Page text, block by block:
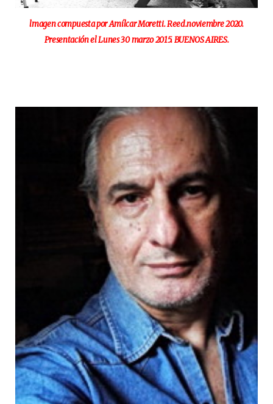
lmagen compuesta por Amílcar Moretti. Reed.noviembre 2020.
Presentación el Lunes 30 marzo 2015. BUENOS AIRES.